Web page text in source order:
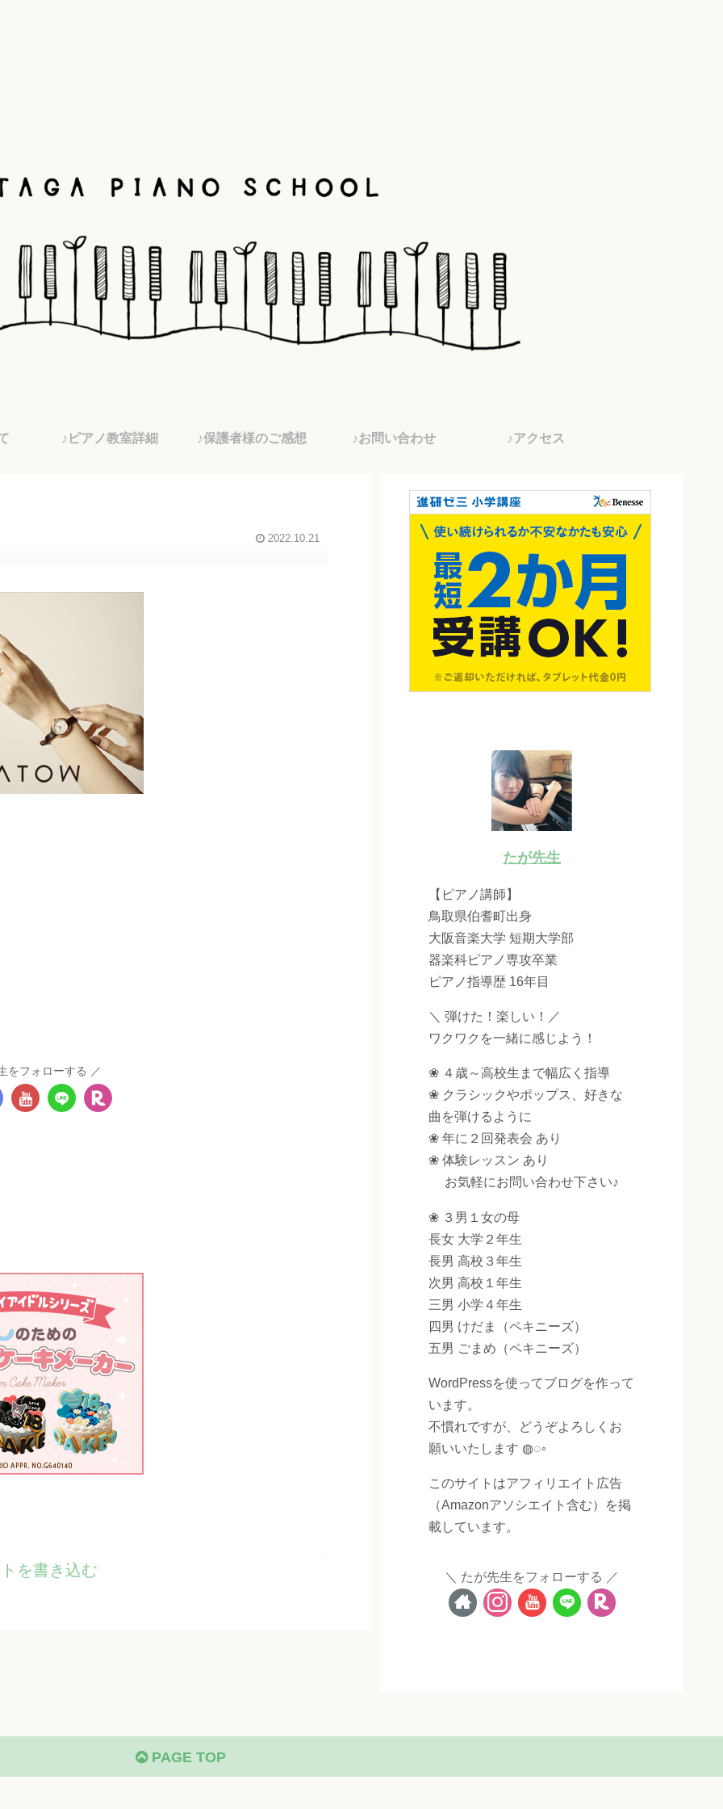
♪ピアノ教室詳細 ♪保護者様のご感想 ♪お問い合わせ ♪アクセス
2022.10.21
をフォローする
を書き込む
たが先生
【ピアノ講師】
鳥取県伯耆町出身
大阪音楽大学 短期大学部
器楽科ピアノ専攻卒業
ピアノ指導歴 16年目
＼ 弾けた！楽しい！／
ワクワクを一緒に感じよう！
❀ ４歳～高校生まで幅広く指導
❀ クラシックやポップス、好きな
曲を弾けるように
❀ 年に２回発表会 あり
❀ 体験レッスン あり
お気軽にお問い合わせ下さい♪
❀ ３男１女の母
長女 大学２年生
長男 高校３年生
次男 高校１年生
三男 小学４年生
四男 けだま（ペキニーズ）
五男 ごまめ（ペキニーズ）
WordPressを使ってブログを作って
います。
不慣れですが、どうぞよろしくお
願いいたします ◍◌◦
このサイトはアフィリエイト広告
（Amazonアソシエイト含む）を掲
載しています。
たが先生をフォローする
PAGE TOP